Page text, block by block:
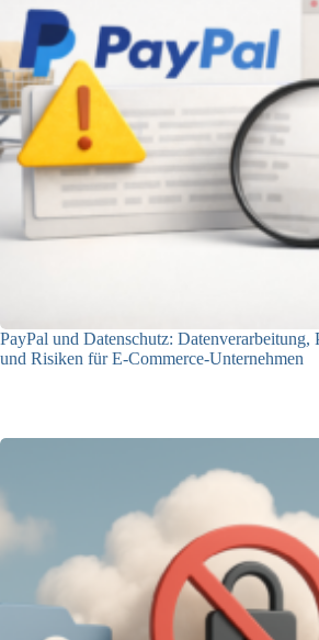
PayPal und Datenschutz:
und Risiken für E-Commerce-Unternehmen